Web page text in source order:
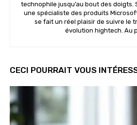
technophile jusqu’au bout des doigts.
une spécialiste des produits
se fait un réel plaisir de suivre le
évolution hightech. Au
CECI POURRAIT VOUS